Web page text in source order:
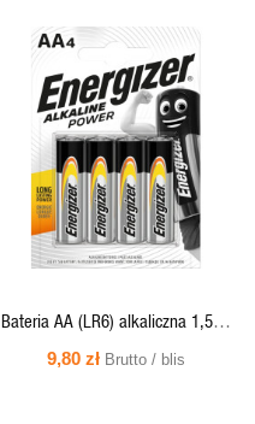
SZYBKI
PODGLĄD
Bateria AA (LR6) alkaliczna 1,5V -
ALKALINE POWER E91 Energizer
9,80 zł Brutto / blis